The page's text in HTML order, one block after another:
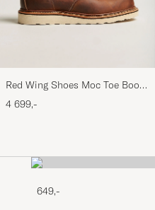
Red Wing Shoes Moc Toe Boot
Copper Rough/Though Leather
4 699,-
649,-